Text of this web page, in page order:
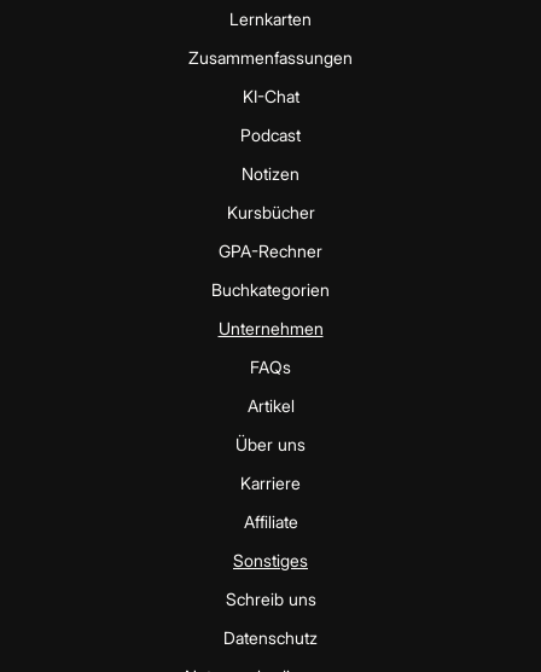
Lernkarten
Zusammenfassungen
KI-Chat
Podcast
Notizen
Kursbücher
GPA-Rechner
Buchkategorien
Unternehmen
FAQs
Artikel
Über uns
Karriere
Affiliate
Sonstiges
Schreib uns
Datenschutz